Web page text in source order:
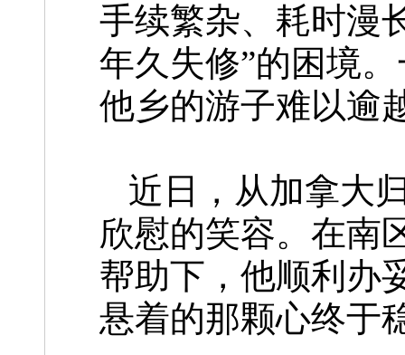
手续繁杂、耗时漫
年久失修”的困境
他乡的游子难以逾
近日，从加拿大
欣慰的笑容。在南
帮助下，他顺利办
悬着的那颗心终于